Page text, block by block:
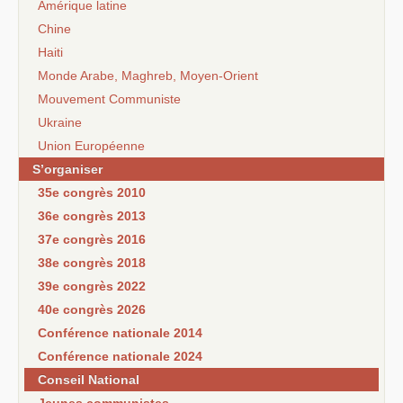
Amérique latine
Chine
Haiti
Monde Arabe, Maghreb, Moyen-Orient
Mouvement Communiste
Ukraine
Union Européenne
S’organiser
35e congrès 2010
36e congrès 2013
37e congrès 2016
38e congrès 2018
39e congrès 2022
40e congrès 2026
Conférence nationale 2014
Conférence nationale 2024
Conseil National